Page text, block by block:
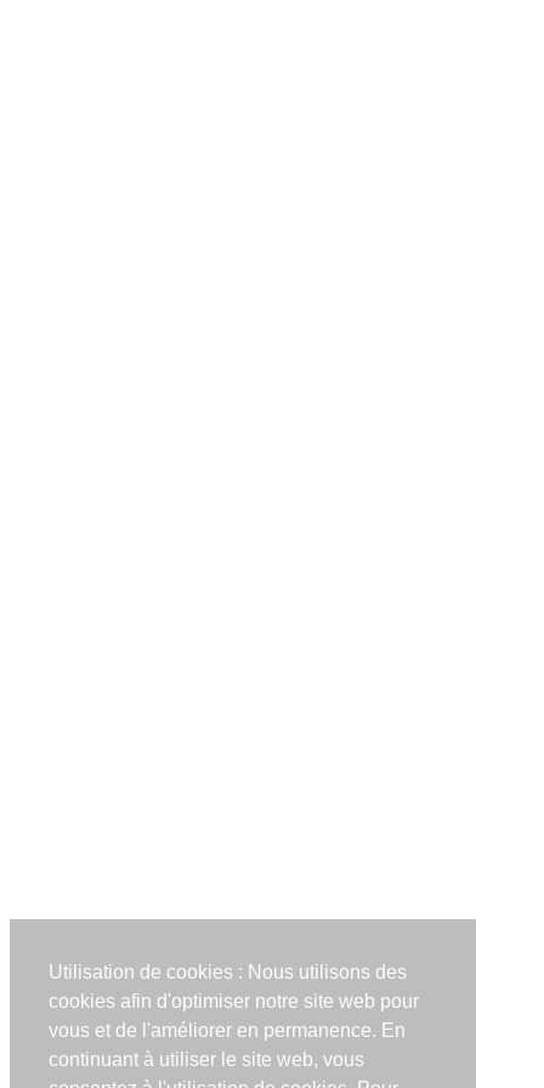
Utilisation de cookies : Nous utilisons des
cookies afin d'optimiser notre site web pour
vous et de l'améliorer en permanence. En
continuant à utiliser le site web, vous